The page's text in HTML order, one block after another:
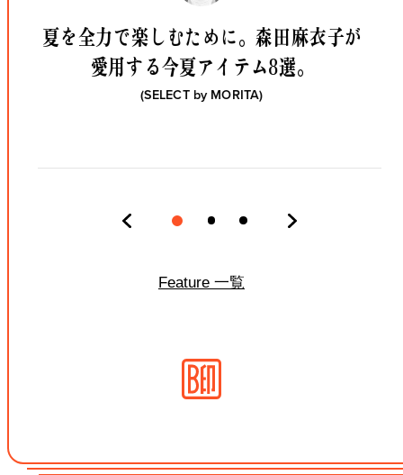
夏を全力で楽しむために。 森田麻衣子が
愛用する今夏アイテム8選。
(SELECT by MORITA)
Feature 一覧